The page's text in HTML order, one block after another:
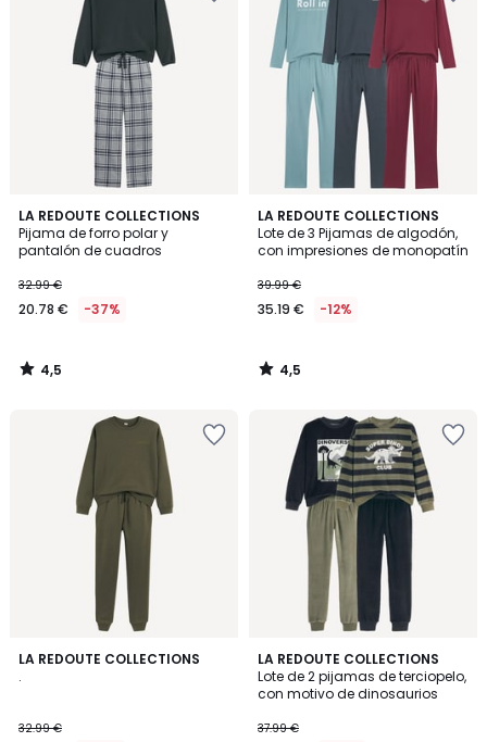
LA REDOUTE COLLECTIONS
Pijama de forro polar y
pantalón de cuadros
32.99 €
20.78 € -37%
4,5
/ 5
4,5
/
LA REDOUTE COLLECTIONS
Lote de 3 Pijamas de algodón,
con impresiones de monopatín
39.99 €
35.19 € -12%
4,5
/ 5
4,5
/
LA REDOUTE COLLECTIONS
.
32.99 €
4,8
LA REDOUTE COLLECTIONS
Lote de 2 pijamas de terciopelo,
con motivo de dinosaurios
37.99 €
4,8
/ 5